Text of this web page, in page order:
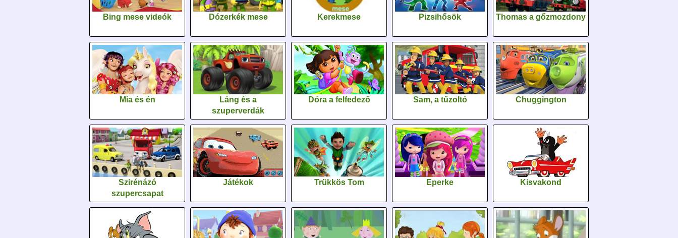
Bing mese videók Dózerkék mese Kerekmese Pizsihősök Thomas a gőzmozdony
Mia és én
Láng és a
szuperverdák
Dóra a felfedező Sam, a tűzoltó Chuggington
Szirénázó
szupercsapat
Játékok Trükkös Tom Eperke Kisvakond